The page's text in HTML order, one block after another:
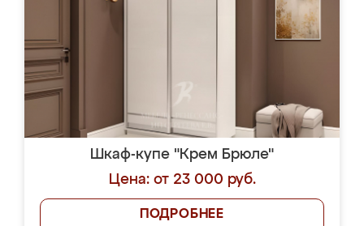
Шкаф-купе "Крем Брюле"
Цена: от 23 000 руб.
ПОДРОБНЕЕ